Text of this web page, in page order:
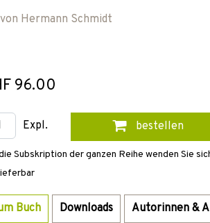
Hermann Schmidt
96.00
Expl. bestellen
Subskription der ganzen Reihe wenden Sie
Buch Downloads Autorinnen &